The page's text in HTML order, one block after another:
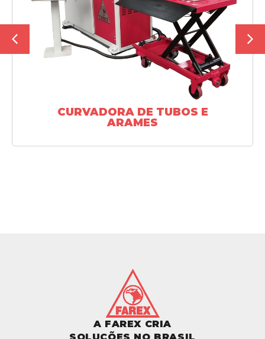
SAIBA MAIS
CURVADORA DE TUBOS E
ARAMES
A FAREX CRIA